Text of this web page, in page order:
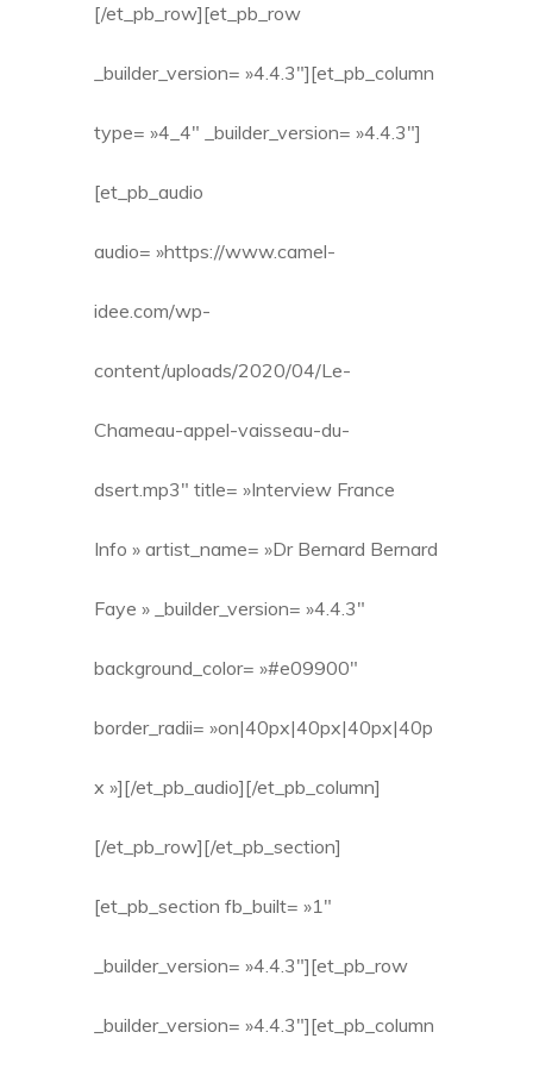
[/et_pb_row][et_pb_row
_builder_version= »4.4.3″][et_pb_column
type= »4_4″ _builder_version= »4.4.3″]
[et_pb_audio
audio= »https://www.camel-
idee.com/wp-
content/uploads/2020/04/Le-
Chameau-appel-vaisseau-du-
dsert.mp3″ title= »Interview France
Info » artist_name= »Dr Bernard Bernard
Faye » _builder_version= »4.4.3″
background_color= »#e09900″
border_radii= »on|40px|40px|40px|40p
x »][/et_pb_audio][/et_pb_column]
[/et_pb_row][/et_pb_section]
[et_pb_section fb_built= »1″
_builder_version= »4.4.3″][et_pb_row
_builder_version= »4.4.3″][et_pb_column